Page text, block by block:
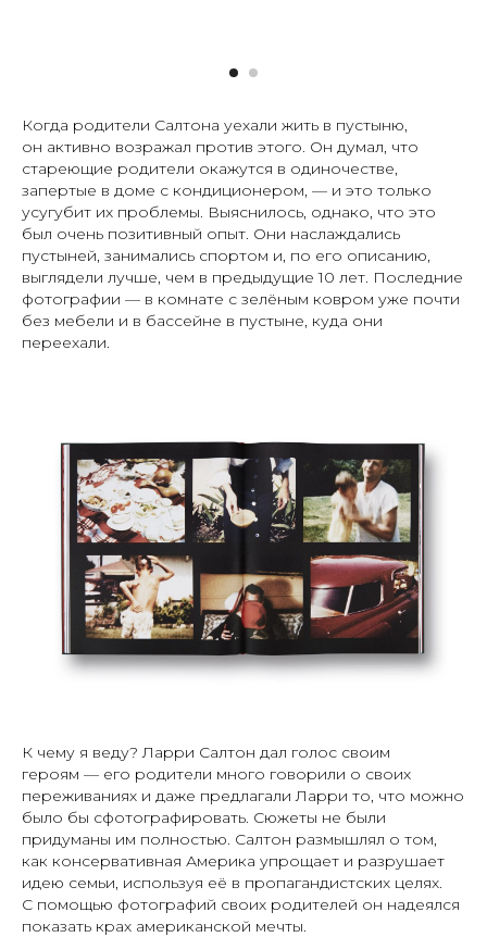
Когда родители Салтона уехали жить в пустыню,
он активно возражал против этого. Он думал, что
стареющие родители окажутся в одиночестве,
запертые в доме с кондиционером, — и это только
усугубит их проблемы. Выяснилось, однако, что это
был очень позитивный опыт. Они наслаждались
пустыней, занимались спортом и, по его описанию,
выглядели лучше, чем в предыдущие 10 лет. Последние
фотографии — в комнате с зелёным ковром уже почти
без мебели и в бассейне в пустыне, куда они
переехали.
К чему я веду? Ларри Салтон дал голос своим
героям — его родители много говорили о своих
переживаниях и даже предлагали Ларри то, что можно
было бы сфотографировать. Сюжеты не были
придуманы им полностью. Салтон размышлял о том,
как консервативная Америка упрощает и разрушает
идею семьи, используя её в пропагандистских целях.
С помощью фотографий своих родителей он надеялся
показать крах американской мечты.